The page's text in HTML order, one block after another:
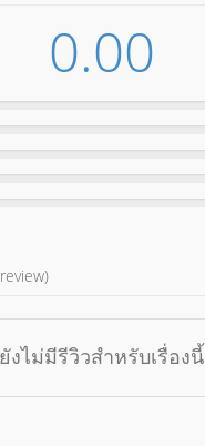
0.00
ยังไม่มีรีวิวสำหรับเรื่องนี้